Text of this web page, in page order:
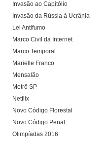
Invasão ao Capitólio
Invasão da Rússia à Ucrânia
Lei Antifumo
Marco Civil da Internet
Marco Temporal
Marielle Franco
Mensalão
Metrô SP
Netflix
Novo Código Florestal
Novo Código Penal
Olimpíadas 2016